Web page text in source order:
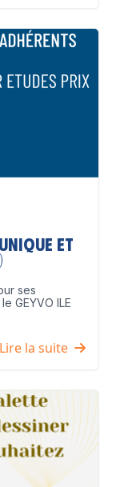
et
ses
GEYVO ILE
Lire la suite